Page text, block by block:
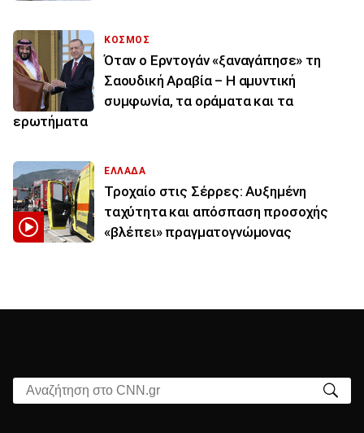
ΚΟΣΜΟΣ
Όταν ο Ερντογάν «ξαναγάπησε» τη
Σαουδική Αραβία – Η αμυντική
συμφωνία, τα οράματα και τα
ερωτήματα
ΕΛΛΑΔΑ
Τροχαίο στις Σέρρες: Αυξημένη
ταχύτητα και απόσπαση προσοχής
«βλέπει» πραγματογνώμονας
Αναζήτηση στο CNN.gr